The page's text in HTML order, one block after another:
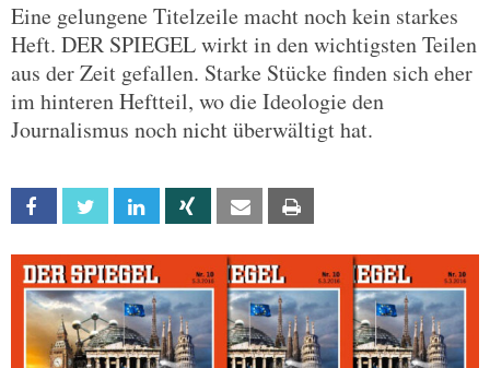
Eine gelungene Titelzeile macht noch kein starkes
Heft. DER SPIEGEL wirkt in den wichtigsten Teilen
aus der Zeit gefallen. Starke Stücke finden sich eher
im hinteren Heftteil, wo die Ideologie den
Journalismus noch nicht überwältigt hat.
Facebook Twitter Linkedin Xing Email